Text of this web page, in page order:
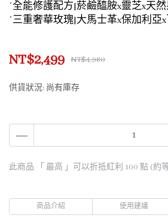
˙全能修護配方|菸鹼醯胺x靈芝x天
˙三重奢華玫瑰|大馬士革x保加利亞
NT$2,499 NT$4,980
供貨狀況: 尚有庫存
此商品 「 最高 」可以折抵紅利 100 點 (約
商品介紹 使用建議